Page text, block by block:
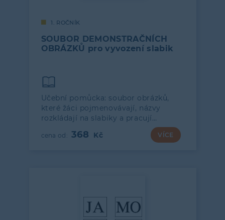
1. ROČNÍK
SOUBOR DEMONSTRAČNÍCH
OBRÁZKŮ pro vyvození slabik
Učební pomůcka: soubor obrázků,
které žáci pojmenovávají, názvy
rozkládají na slabiky a pracují…
368 VÍCE